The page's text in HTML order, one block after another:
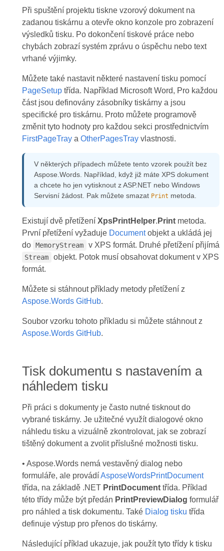
Při spuštění projektu tiskne vzorový dokument na
zadanou tiskárnu a otevře okno konzole pro zobrazení
výsledků tisku. Po dokončení tiskové práce nebo
chybách zobrazí systém zprávu o úspěchu nebo text
vrhané výjimky.
Můžete také nastavit některé nastavení tisku pomocí
PageSetuptřída. Například Microsoft Word, Pro každou
část jsou definovány zásobníky tiskárny a jsou
specifické pro tiskárnu. Proto můžete programově
změnit tyto hodnoty pro každou sekci prostřednictvím
FirstPageTraya OtherPagesTrayvlastnosti.
V některých případech můžete tento vzorek použít bez
Aspose.Words. Například, když již máte XPS dokument
a chcete ho jen vytisknout z ASP.NET nebo Windows
Servisní žádost. Pak můžete smazat Print metoda.
Existují dvě přetížení XpsPrintHelper. Printmetoda.
První přetížení vyžaduje Documentobjekt a ukládá jej
do MemoryStream v XPS formát. Druhé přetížení přijímá
Stream
objekt. Potok musí obsahovat dokument v XPS
formát.
Můžete si stáhnout příklady metody přetížení z
Aspose.Words GitHub.
Soubor vzorku tohoto příkladu si můžete stáhnout z
Aspose.Words GitHub.
Tisk dokumentu s nastavením a
náhledem tisku
Při práci s dokumenty je často nutné tisknout do
vybrané tiskárny. Je užitečné využít dialogové okno
náhledu tisku a vizuálně zkontrolovat, jak se zobrazí
tištěný dokument a zvolit příslušné možnosti tisku.
• Aspose.Words nemá vestavěný dialog nebo
formuláře, ale provádíAsposeWordsPrintDocument
třída, na základě .NET PrintDocumenttřída. Příklad
této třídy může být předán PrintPreviewDialog formulář
pro náhled a tisk dokumentu. Také Dialog tisku třída
definuje výstup pro přenos do tiskárny.
Následující příklad ukazuje, jak použít tyto třídy k tisku